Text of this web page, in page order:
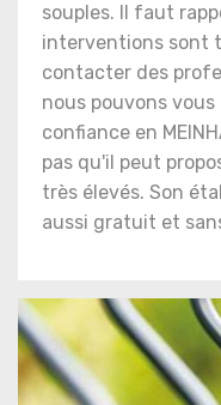
souples. Il faut
interventions sont
contacter des
nous pouvons
confiance en
pas qu'il peut
très élevés. Son
aussi gratuit et